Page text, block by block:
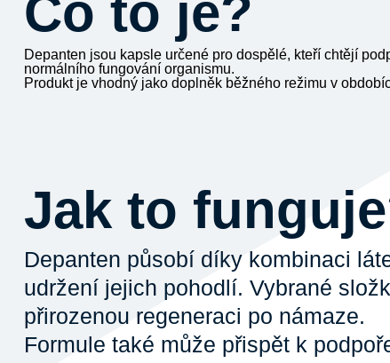
Сo to je?
Depanten jsou kapsle určené pro dospělé, kteří chtějí
normálního fungování organismu.
Produkt je vhodný jako doplněk běžného režimu v
Jak to
Depanten působí díky kombinaci
udržení jejich pohodlí. Vybrané
přirozenou regeneraci po námaze.
Formule také může přispět k